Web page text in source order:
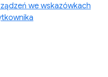
we wskazówkach